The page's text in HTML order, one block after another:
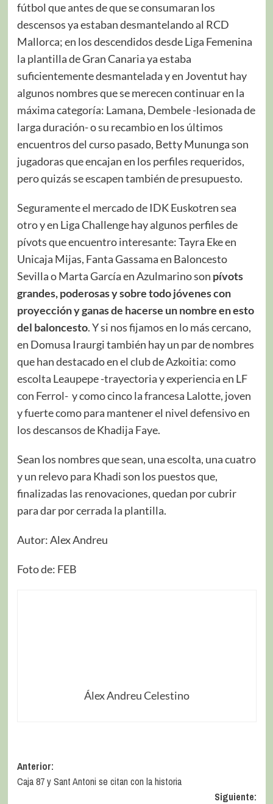
fútbol que antes de que se consumaran los
descensos ya estaban desmantelando al RCD
Mallorca; en los descendidos desde Liga Femenina
la plantilla de Gran Canaria ya estaba
suficientemente desmantelada y en Joventut hay
algunos nombres que se merecen continuar en la
máxima categoría: Lamana, Dembele -lesionada de
larga duración- o su recambio en los últimos
encuentros del curso pasado, Betty Mununga son
jugadoras que encajan en los perfiles requeridos,
pero quizás se escapen también de presupuesto.
Seguramente el mercado de IDK Euskotren sea
otro y en Liga Challenge hay algunos perfiles de
pívots que encuentro interesante: Tayra Eke en
Unicaja Mijas, Fanta Gassama en Baloncesto
Sevilla o Marta García en Azulmarino son pívots
grandes, poderosas y sobre todo jóvenes con
proyección y ganas de hacerse un nombre en esto
del baloncesto. Y si nos fijamos en lo más cercano,
en Domusa Iraurgi también hay un par de nombres
que han destacado en el club de Azkoitia: como
escolta Leaupepe -trayectoria y experiencia en LF
con Ferrol- y como cinco la francesa Lalotte, joven
y fuerte como para mantener el nivel defensivo en
los descansos de Khadija Faye.
Sean los nombres que sean, una escolta, una cuatro
y un relevo para Khadi son los puestos que,
finalizadas las renovaciones, quedan por cubrir
para dar por cerrada la plantilla.
Autor: Alex Andreu
Foto de: FEB
Álex Andreu Celestino
Anterior:
Caja 87 y Sant Antoni se citan con la historia
Siguiente: